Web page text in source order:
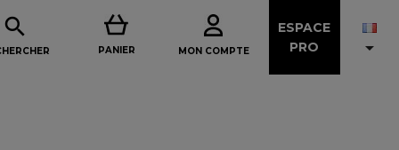

PANIER MON COMPTE
ESPACE
PRO
